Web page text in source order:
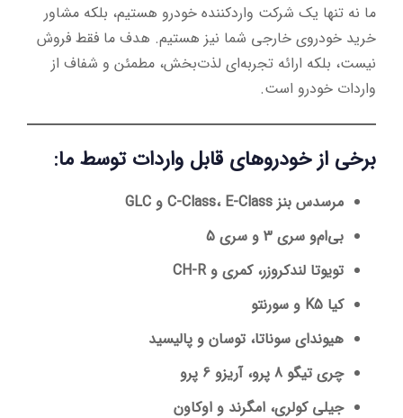
ما نه تنها یک شرکت واردکننده خودرو هستیم، بلکه مشاور
خرید خودروی خارجی شما نیز هستیم. هدف ما فقط فروش
نیست، بلکه ارائه تجربه‌ای لذت‌بخش، مطمئن و شفاف از
واردات خودرو است.
برخی از خودروهای قابل واردات توسط ما:
مرسدس بنز C-Class، E-Class و GLC
بی‌ام‌و سری 3 و سری 5
تویوتا لندکروزر، کمری و CH-R
کیا K5 و سورنتو
هیوندای سوناتا، توسان و پالیسید
چری تیگو 8 پرو، آریزو 6 پرو
جیلی کولری، امگرند و اوکاون